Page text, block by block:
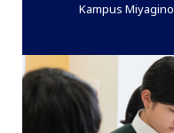
Kampus Miyagino